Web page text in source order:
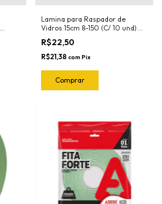
Lamina para Raspador de
Vidros 15cm 8-150 (C/ 10 und)
Exfak (Para o Raspador 15-054
Exfak)
R$22,50
R$21,38 com Pix